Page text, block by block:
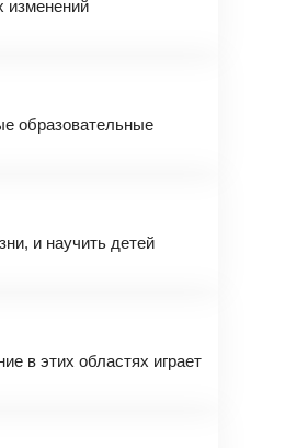
изменений
образовательные
и научить детей
в этих областях играет